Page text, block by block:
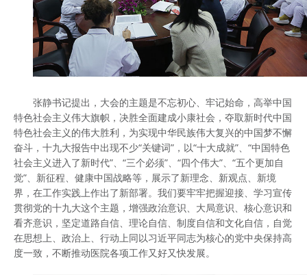
张静书记提出，大会的主题是不忘初心、牢记始命，高举中国
特色社会主义伟大旗帜，决胜全面建成小康社会，夺取新时代中国
特色社会主义的伟大胜利，为实现中华民族伟大复兴的中国梦不懈
奋斗，十九大报告中出现不少“关键词”，以“十大成就”、“中国特色
社会主义进入了新时代”、“三个必须”、“四个伟大”、“五个更加自
觉”、新征程、健康中国战略等，展示了新理念、新观点、新境
界，在工作实践上作出了新部署。我们要牢牢把握迎接、学习宣传
贯彻党的十九大这个主题，增强政治意识、大局意识、核心意识和
看齐意识，坚定道路自信、理论自信、制度自信和文化自信，自觉
在思想上、政治上、行动上同以习近平同志为核心的党中央保持高
度一致，不断推动医院各项工作又好又快发展。